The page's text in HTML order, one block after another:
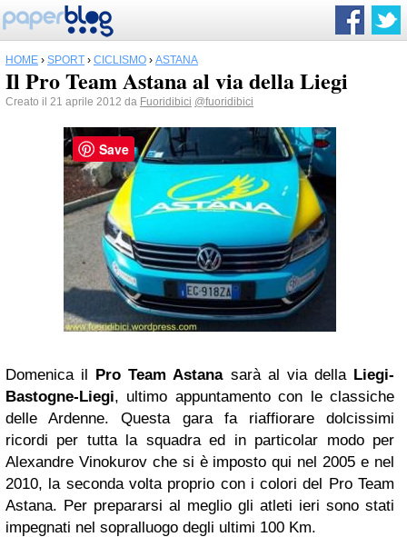
HOME › SPORT › CICLISMO › ASTANA
Il Pro Team Astana al via della Liegi
Creato il 21 aprile 2012 da Fuoridibici @fuoridibici
Domenica il Pro Team Astanasarà al via dellaLiegi-
Bastogne-Liegi, ultimo appuntamento con le classiche
delle Ardenne. Questa gara fa riaffiorare dolcissimi
ricordi per tutta la squadra ed in particolar modo per
Alexandre Vinokurov che si è imposto qui nel 2005 e nel
2010, la seconda volta proprio con i colori del Pro Team
Astana. Per prepararsi al meglio gli atleti ieri sono stati
impegnati nel sopralluogo degli ultimi 100 Km.
Save